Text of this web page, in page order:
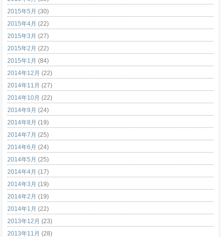
2015年5月 (30)
2015年4月 (22)
2015年3月 (27)
2015年2月 (22)
2015年1月 (84)
2014年12月 (22)
2014年11月 (27)
2014年10月 (22)
2014年9月 (24)
2014年8月 (19)
2014年7月 (25)
2014年6月 (24)
2014年5月 (25)
2014年4月 (17)
2014年3月 (19)
2014年2月 (19)
2014年1月 (22)
2013年12月 (23)
2013年11月 (28)